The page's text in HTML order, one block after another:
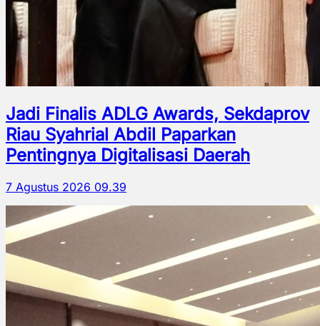
Jadi Finalis ADLG Awards, Sekdaprov
Riau Syahrial Abdil Paparkan
Pentingnya Digitalisasi Daerah
7 Agustus 2026 09.39